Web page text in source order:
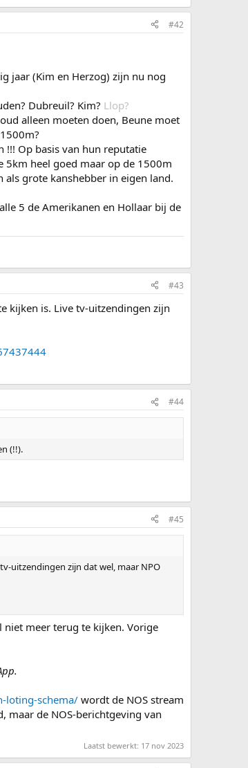
#42
jaar (Kim en Herzog) zijn nu nog
Dubreuil? Kim? Llop?
alleen moeten doen, Beune moet
!!! Op basis van hun reputatie
5km heel goed maar op de 1500m
grote kanshebber in eigen land.
5 de Amerikanen en Hollaar bij de
#43
kijken is. Live tv-uitzendingen zijn
#44
(!!).
#45
uitzendingen zijn dat wel, maar NPO
niet meer terug te kijken. Vorige
loting-schema/ wordt de NOS stream
maar de NOS-berichtgeving van
Laatst bewerkt: 17 nov 2023